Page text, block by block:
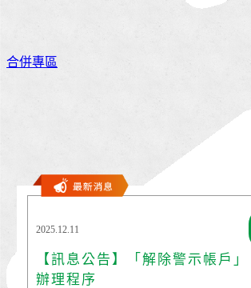
合併專區
2025.12.11
【訊息公告】「解除警示帳戶」
辦理程序